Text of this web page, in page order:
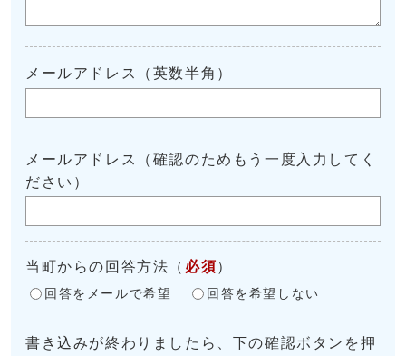
メールアドレス（英数半角）
メールアドレス（確認のためもう一度入力してく
ださい）
当町からの回答方法 （ 必須 ）
回答をメールで希望 回答を希望しない
書き込みが終わりましたら、下の確認ボタンを押